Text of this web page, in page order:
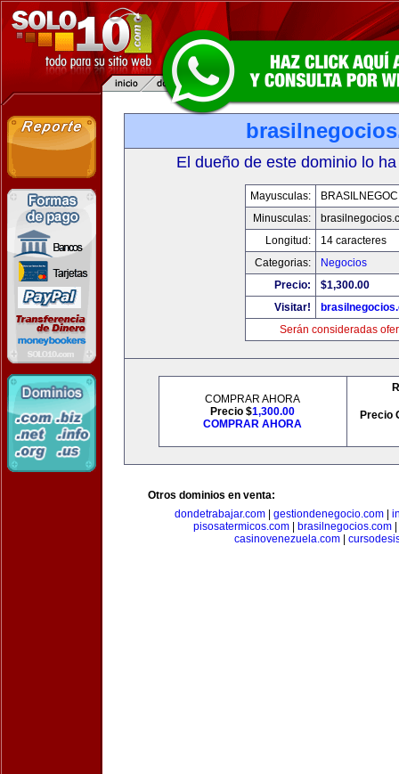
El dueño de este dominio lo
Mayusculas:
Minusculas:
Longitud:
14 caracteres
Categorias:
Negocios
Precio:
$1,300.00
Visitar!
Serán consideradas
COMPRAR AHORA
Precio $1,300.00
COMPRAR AHORA
Precio
Otros dominios en venta:
dondetrabajar.com| gestiondenegocio.com|
pisosatermicos.com
brasilnegocios.com
casinovenezuela.com